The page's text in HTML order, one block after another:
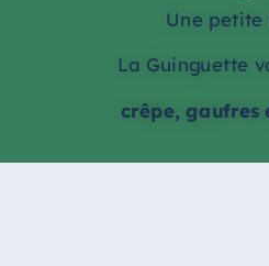
Une petite
La Guinguette
crêpe, gaufres